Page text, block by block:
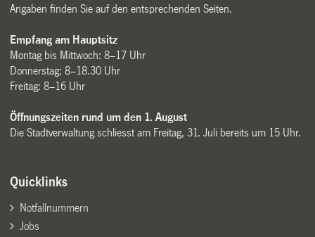
Angaben finden Sie auf den entsprechenden Seiten.
Empfang am Hauptsitz
Montag bis Mittwoch: 8–17 Uhr
Donnerstag: 8–18.30 Uhr
Freitag: 8–16 Uhr
Öffnungszeiten rund um den 1. August
Die Stadtverwaltung schliesst am Freitag, 31. Juli bereits um 15 Uhr.
Quicklinks
Notfallnummern
Jobs